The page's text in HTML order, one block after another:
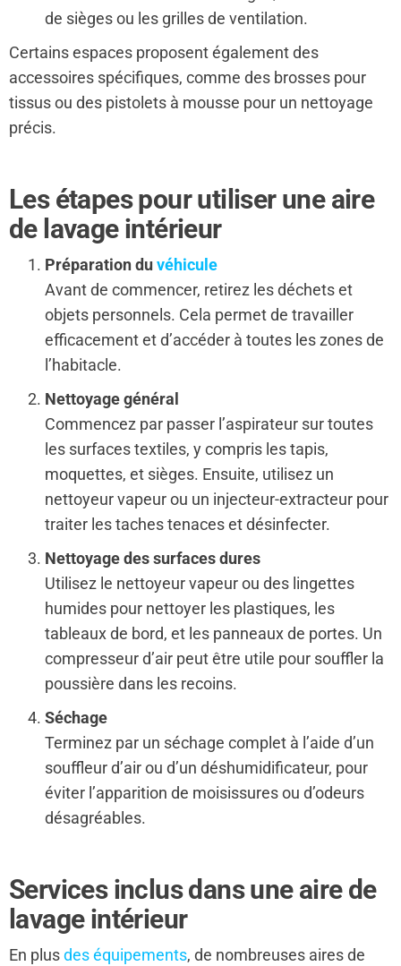
de sièges ou les grilles de ventilation.
Certains espaces proposent également des
accessoires spécifiques, comme des brosses pour
tissus ou des pistolets à mousse pour un nettoyage
précis.
Les étapes pour utiliser une aire
de lavage intérieur
Préparation duvéhicule
Avant de commencer, retirez les déchets et
objets personnels. Cela permet de travailler
efficacement et d’accéder à toutes les zones de
l’habitacle.
Nettoyage général
Commencez par passer l’aspirateur sur toutes
les surfaces textiles, y compris les tapis,
moquettes, et sièges. Ensuite, utilisez un
nettoyeur vapeur ou un injecteur-extracteur pour
traiter les taches tenaces et désinfecter.
Nettoyage des surfaces dures
Utilisez le nettoyeur vapeur ou des lingettes
humides pour nettoyer les plastiques, les
tableaux de bord, et les panneaux de portes. Un
compresseur d’air peut être utile pour souffler la
poussière dans les recoins.
Séchage
Terminez par un séchage complet à l’aide d’un
souffleur d’air ou d’un déshumidificateur, pour
éviter l’apparition de moisissures ou d’odeurs
désagréables.
Services inclus dans une aire de
lavage intérieur
En plusdes équipements, de nombreuses aires de